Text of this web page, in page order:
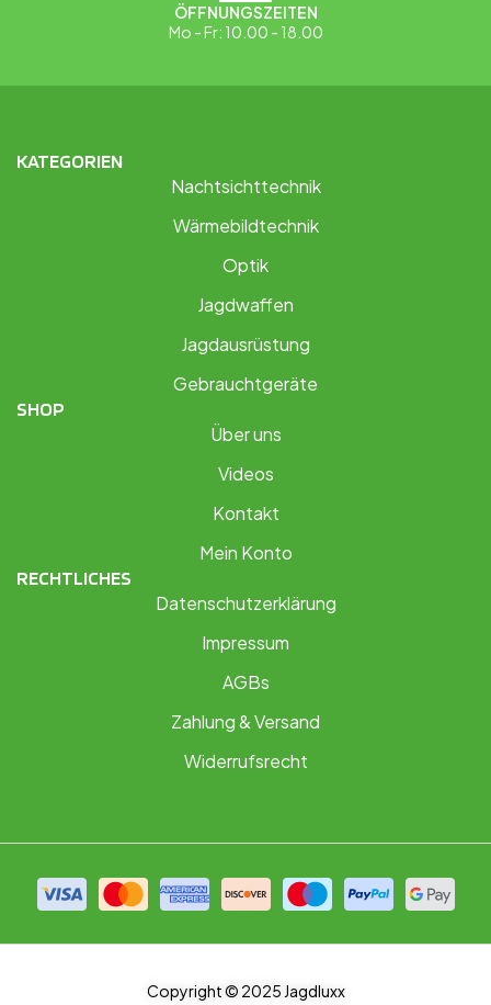
ÖFFNUNGSZEITEN
Mo - Fr: 10.00 - 18.00
KATEGORIEN
Nachtsichttechnik
Wärmebildtechnik
Optik
Jagdwaffen
Jagdausrüstung
Gebrauchtgeräte
SHOP
Über uns
Videos
Kontakt
Mein Konto
RECHTLICHES
Datenschutzerklärung
Impressum
AGBs
Zahlung & Versand
Widerrufsrecht
Copyright © 2025 Jagdluxx